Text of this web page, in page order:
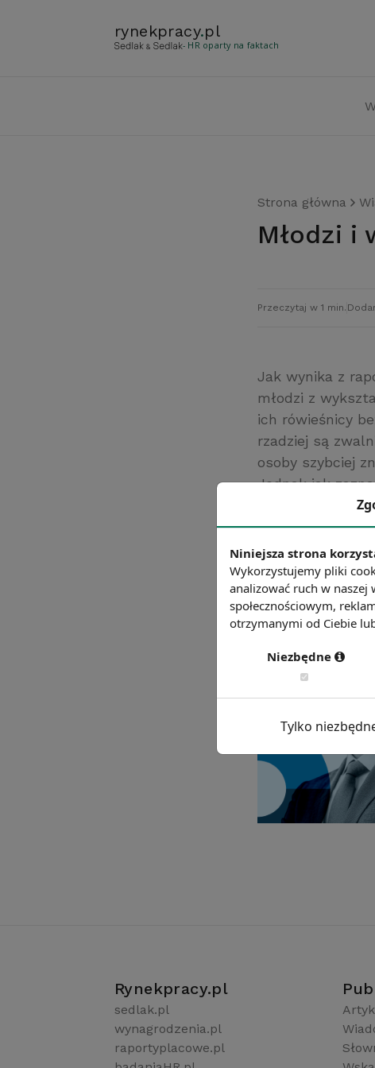
rynekpracy.pl
- HR oparty na faktach
Strona główna
Młodzi
Przeczytaj w 1 min.
Jak wynika z
młodzi z
ich rówieśnicy
rzadziej są
osoby szybciej
Jednak jak
pracy, które
wyższym
Źródło: Forum
Chcesz wiedzieć
Rynekpracy.pl
sedlak.pl
wynagrodzenia.pl
raportyplacowe.pl
Niniejsza strona
Wykorzystujemy pliki
analizować ruch w
społecznościowym,
otrzymanymi od Ciebie
Niezbędne
Tylko